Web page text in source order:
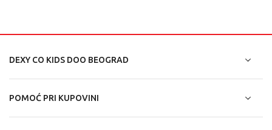
DEXY CO KIDS DOO BEOGRAD
POMOĆ PRI KUPOVINI